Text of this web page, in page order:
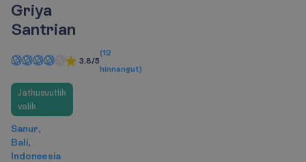
Griya
Santrian
3.8/5
(12
hinnangut)
Jätkusuutlik
valik
Sanur,
Bali,
Indoneesia